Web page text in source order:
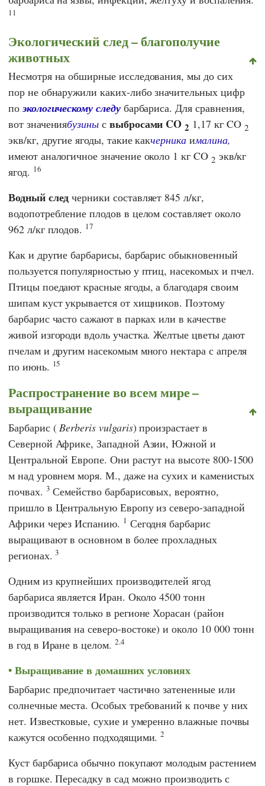
11
Экологический след – благополучие
животных
Несмотря на обширные исследования, мы до сих
пор не обнаружили каких-либо значительных цифр
поэкологическому следубарбариса. Для сравнения,
вот значениябузины с выбросами CO2 1,17 кг CO 2
экв/кг, другие ягоды, такие какчерникаималина,
имеют аналогичное значение около 1 кг CO 2 экв/кг
ягод. 16
Водный след черники составляет 845 л/кг,
водопотребление плодов в целом составляет около
962 л/кг плодов. 17
Как и другие барбарисы, барбарис обыкновенный
пользуется популярностью у птиц, насекомых и пчел.
Птицы поедают красные ягоды, а благодаря своим
шипам куст укрывается от хищников. Поэтому
барбарис часто сажают в парках или в качестве
живой изгороди вдоль участка. Желтые цветы дают
пчелам и другим насекомым много нектара с апреля
по июнь. 15
Распространение во всем мире –
выращивание
Барбарис ( Berberis vulgaris) произрастает в
Северной Африке, Западной Азии, Южной и
Центральной Европе. Они растут на высоте 800-1500
м над уровнем моря. М., даже на сухих и каменистых
почвах. 3 Семейство барбарисовых, вероятно,
пришло в Центральную Европу из северо-западной
Африки через Испанию. 1 Сегодня барбарис
выращивают в основном в более прохладных
регионах.3
Одним из крупнейших производителей ягод
барбариса является Иран. Около 4500 тонн
производится только в регионе Хорасан (район
выращивания на северо-востоке) и около 10 000 тонн
в год в Иране в целом. 2.4
Выращивание в домашних условиях
Барбарис предпочитает частично затененные или
солнечные места. Особых требований к почве у них
нет. Известковые, сухие и умеренно влажные почвы
кажутся особенно подходящими.2
Куст барбариса обычно покупают молодым растением
в горшке. Пересадку в сад можно производить с